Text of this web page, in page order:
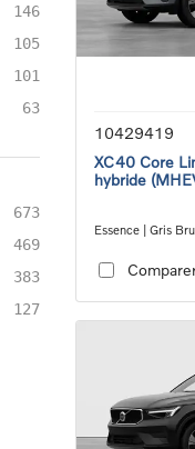
146
105
101
63
673
469
383
127
10429419
XC40 Core
hybride
Essence | Gris